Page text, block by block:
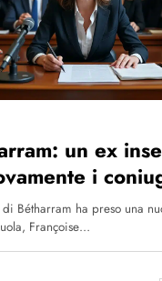
un ex
i
Bétharram ha preso una
Françoise…